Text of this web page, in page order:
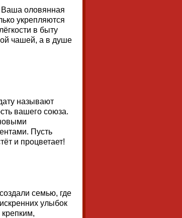
Ваша оловянная
укрепляются
в быту
чашей, а в душе
называют
вашего союза.
Пусть
и процветает!
семью, где
улыбок